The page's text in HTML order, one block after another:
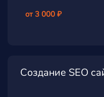
от 3 000 ₽
Создание SEO